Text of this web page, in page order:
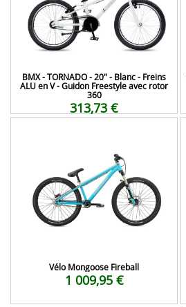
BMX - TORNADO - 20" - Blanc - Freins
ALU en V - Guidon Freestyle avec rotor
360
313,73 €
Vélo Mongoose Fireball
1 009,95 €